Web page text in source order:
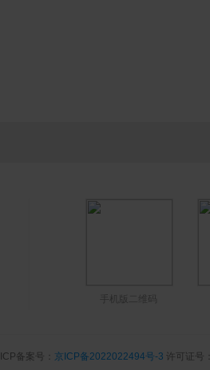
手机版二维码
备案号： 京ICP备2022022494号-3 许可证号：